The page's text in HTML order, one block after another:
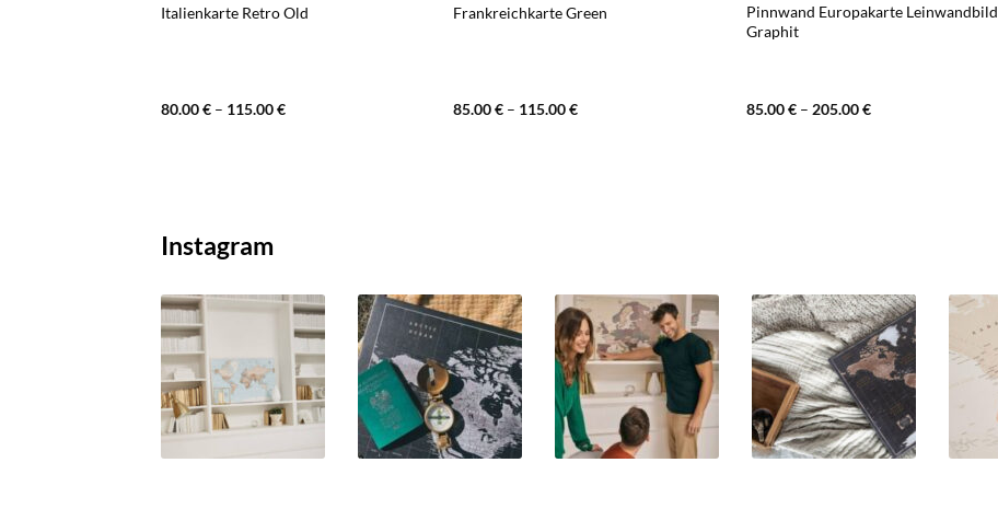
Italienkarte Retro Old
80.00€– 115.00€
Frankreichkarte Green
85.00€ – 115.00€
Pinnwand Europakarte Leinwandbild
Graphit
85.00€– 205.00€
Instagram